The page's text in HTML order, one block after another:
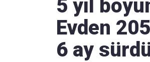
5 yıl
Evden
6 ay